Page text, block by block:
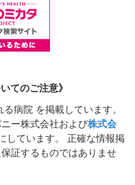
てのご注意》
病院 を掲載しています。
ー株式会社および株式会
しています。 正確な情報掲
証するものではありませ